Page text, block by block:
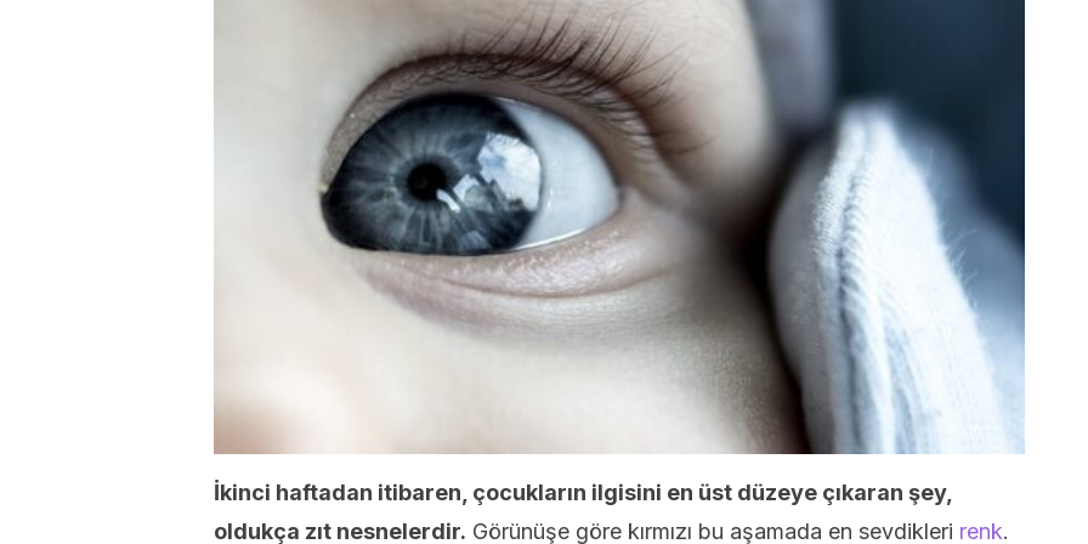
İkinci haftadan itibaren, çocukların ilgisini en üst düzeye çıkaran şey,
oldukça zıt nesnelerdir. Görünüşe göre kırmızı bu aşamada en sevdikleri renk.